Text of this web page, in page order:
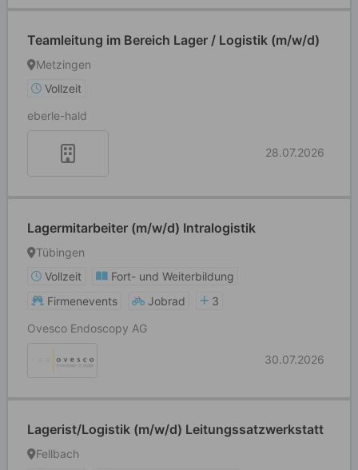
Teamleitung im Bereich Lager / Logistik (m/w/d)
Metzingen
Vollzeit
eberle-hald
28.07.2026
Lagermitarbeiter (m/w/d) Intralogistik
Tübingen
Vollzeit
Fort- und Weiterbildung
Firmenevents
Jobrad
3
Ovesco Endoscopy AG
30.07.2026
Lagerist/Logistik (m/w/d) Leitungssatzwerkstatt
Fellbach